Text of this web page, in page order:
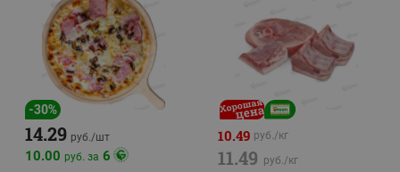
-30%
14.29 руб./шт
10.00 руб. за 6
10.49 руб./кг
11.49 руб./кг